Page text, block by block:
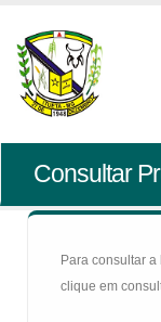
Consultar
Para consultar
clique em